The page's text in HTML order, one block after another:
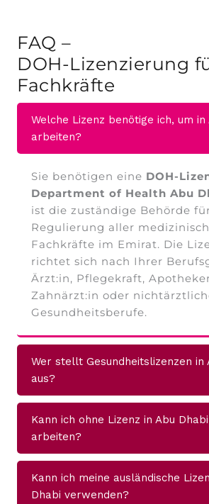
FAQ –
DOH-Lizenzierung
Fachkräfte
Welche Lizenz benötige ich, um in
arbeiten?
Sie benötigen eine DOH-
Department of Health Abu
ist die zuständige Behörde
Regulierung aller
Fachkräfte im Emirat. Die
richtet sich nach Ihrer
Ärzt:in, Pflegekraft,
Zahnärzt:in oder
Gesundheitsberufe.
Wer stellt Gesundheitslizenzen in
aus?
Kann ich ohne Lizenz in Abu
arbeiten?
Kann ich meine ausländische
Dhabi verwenden?